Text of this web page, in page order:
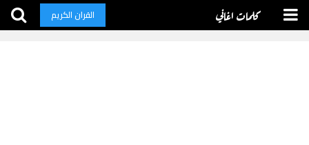
كلمات اغاني القران الكريم